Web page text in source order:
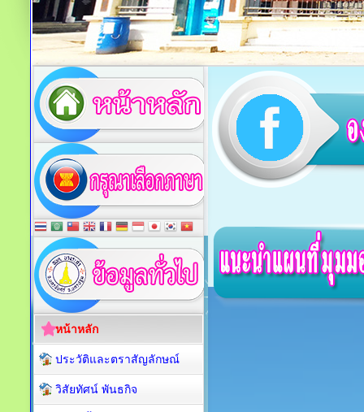
หน้าหลัก
ประวัติและตราสัญลักษณ์
วิสัยทัศน์ พันธกิจ